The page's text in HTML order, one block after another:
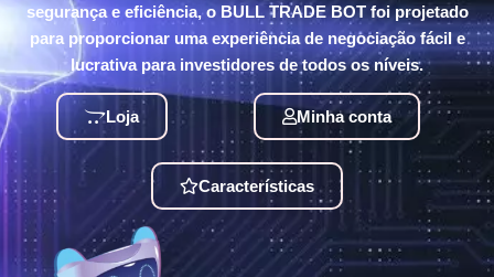
segurança e eficiência, o BULL TRADE BOT foi projetado
para proporcionar uma experiência de negociação fácil e
lucrativa para investidores de todos os níveis.
Loja Minha conta
Características